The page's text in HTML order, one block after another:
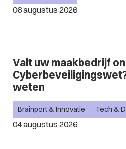
06 augustus 2026
Valt uw maakbedrijf
weten
04 augustus 2026
Brainport & Innovatie Tech &